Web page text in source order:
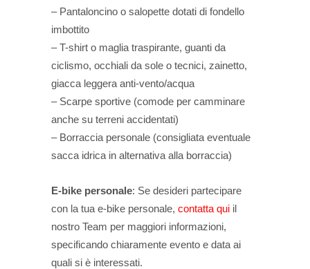
– Pantaloncino o salopette dotati di fondello
imbottito
– T-shirt o maglia traspirante, guanti da
ciclismo, occhiali da sole o tecnici, zainetto,
giacca leggera anti-vento/acqua
– Scarpe sportive (comode per camminare
anche su terreni accidentati)
– Borraccia personale (consigliata eventuale
sacca idrica in alternativa alla borraccia)
E-bike personale: Se desideri partecipare
con la tua e-bike personale, contatta qui il
nostro Team per maggiori informazioni,
specificando chiaramente evento e data ai
quali si è interessati.